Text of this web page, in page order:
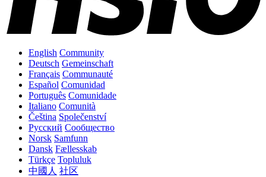
English Community
Deutsch Gemeinschaft
Français Communauté
Español Comunidad
Português Comunidade
Italiano Comunità
Čeština Společenství
Русский Сообщество
Norsk Samfunn
Dansk Fællesskab
Türkçe Topluluk
中國人 社区